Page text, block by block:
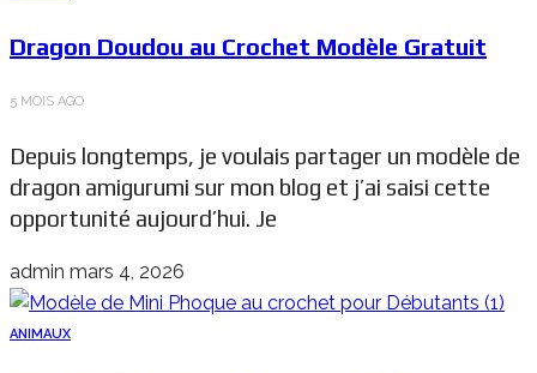
Dragon Doudou au Crochet Modèle Gratuit
5 MOIS AGO
Depuis longtemps, je voulais partager un modèle de
dragon amigurumi sur mon blog et j’ai saisi cette
opportunité aujourd’hui. Je
admin mars 4, 2026
ANIMAUX